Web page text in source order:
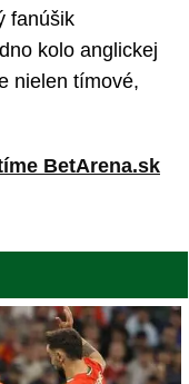
fanúšik
kolo anglickej
nielen tímové,
BetArena.sk